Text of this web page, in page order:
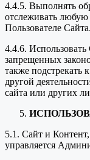
4.4.5. Выполнять
отслеживать
Пользователе Сайта.
4.4.6.
запрещенных
также подстрекать
другой
сайта или других
5.1. Сайт и
управляется